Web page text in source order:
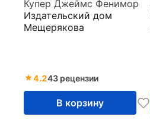
Купер Джеймс Фенимор
Издательский дом
Мещерякова
4.243 рецензии
В корзину